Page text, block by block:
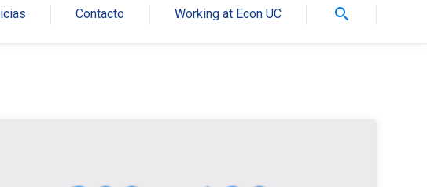
Contacto Working at Econ UC search